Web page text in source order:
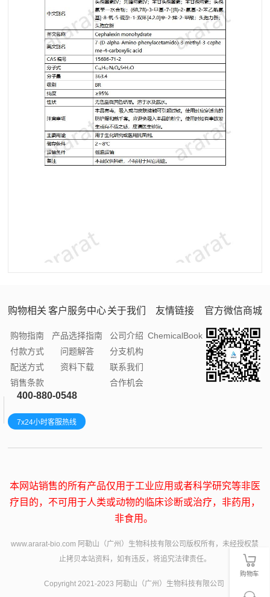
购物相关
购物指南
付款方式
配送方式
销售条款
客户服务中心
产品选择指南
问题解答
资料下载
关于我们
公司介绍
分支机构
联系我们
合作机会
友情链接
ChemicalBook
官方微信商城
400-880-0548
7x24小时客服热线
本网站销售的所有产品仅用于工业应用或者科学研究等非医
疗目的，不可用于人类或动物的临床诊断或治疗，非药用，
非食用。
www.ararat-bio.com 阿勒山（广州）生物科技有限公司版权所有，未经授权禁
止拷贝本站资料，如有违反，将追究法律责任。
Copyright 2021-2023 阿勒山（广州）生物科技有限公司
购物车